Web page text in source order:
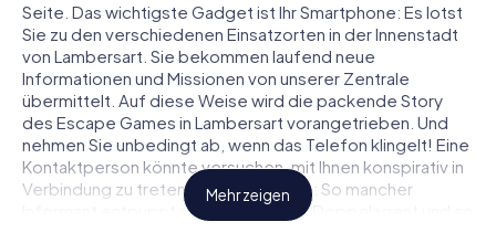
Seite. Das wichtigste Gadget ist Ihr Smartphone: Es lotst
Sie zu den verschiedenen Einsatzorten in der Innenstadt
von Lambersart. Sie bekommen laufend neue
Informationen und Missionen von unserer Zentrale
übermittelt. Auf diese Weise wird die packende Story
des Escape Games in Lambersart vorangetrieben. Und
nehmen Sie unbedingt ab, wenn das Telefon klingelt! Eine
Kontaktperson könnte versuchen, mit Ihnen konspirativ in
Verbindung zu treten … Doch Vorsicht: So mancher
Informant entpuppt sich als dubioser Doppelagent und so
Mehr zeigen